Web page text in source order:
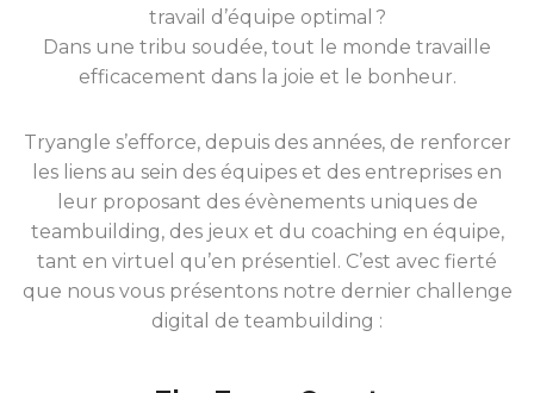
travail d’équipe optimal ?
Dans une tribu soudée, tout le monde travaille
efficacement dans la joie et le bonheur.
Tryangle s’efforce, depuis des années, de renforcer
les liens au sein des équipes et des entreprises en
leur proposant des évènements uniques de
teambuilding, des jeux et du coaching en équipe,
tant en virtuel qu’en présentiel. C’est avec fierté
que nous vous présentons notre dernier challenge
digital de teambuilding :